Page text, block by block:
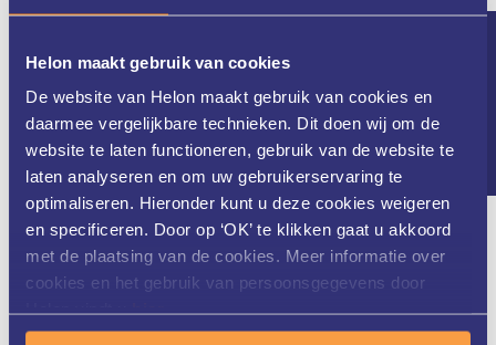
Helon maakt gebruik van cookies
De website van Helon maakt gebruik van cookies en
daarmee vergelijkbare technieken. Dit doen wij om de
website te laten functioneren, gebruik van de website te
laten analyseren en om uw gebruikerservaring te
optimaliseren. Hieronder kunt u deze cookies weigeren
en specificeren. Door op ‘OK’ te klikken gaat u akkoord
met de plaatsing van de cookies. Meer informatie over
cookies en het gebruik van persoonsgegevens door
Helon vindt uhier.
huidtherapeuten die goed
uitleg geven. Ik voel me
serieus genomen, ook door
de tijd die ervoor genomen
wordt.